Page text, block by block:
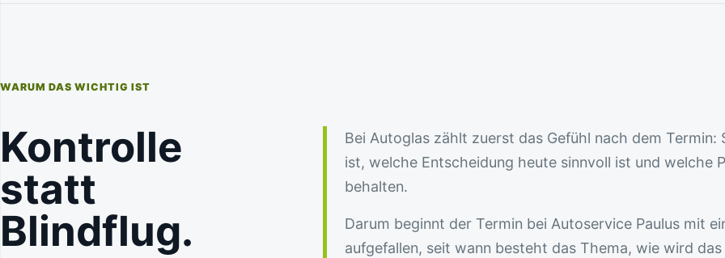
WARUM DAS WICHTIG IST
Kontrolle
statt
Blindflug.
Bei Autoglas zählt zuerst das Gefühl nach dem Termin:
ist, welche Entscheidung heute sinnvoll ist und welche
behalten.
Darum beginnt der Termin bei Autoservice Paulus mit
aufgefallen, seit wann besteht das Thema, wie wird